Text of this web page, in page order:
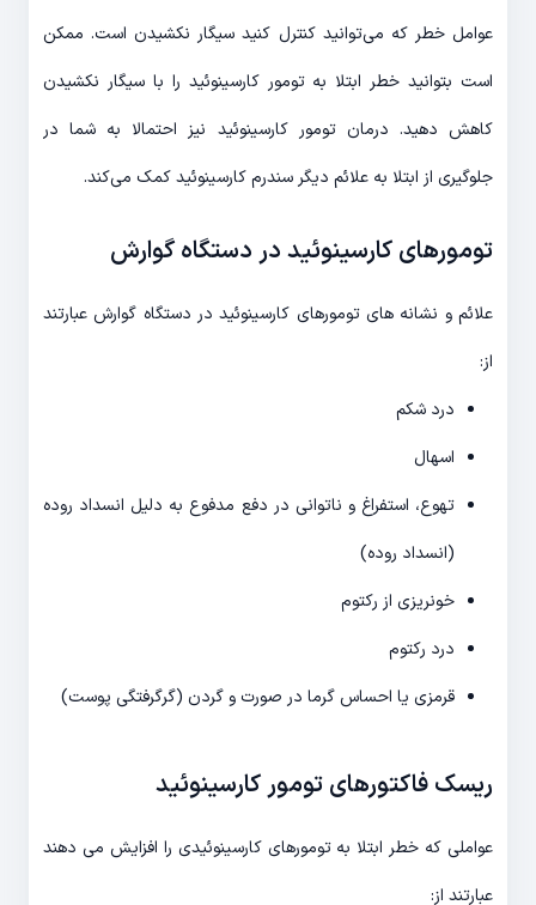
عوامل خطر که می‌توانید کنترل کنید سیگار نکشیدن است. ممکن
است بتوانید خطر ابتلا به تومور کارسینوئید را با سیگار نکشیدن
کاهش دهید. درمان تومور کارسینوئید نیز احتمالا به شما در
جلوگیری از ابتلا به علائم دیگر سندرم کارسینوئید کمک می‌کند.
تومورهای کارسینوئید در دستگاه گوارش
علائم و نشانه های تومورهای کارسینوئید در دستگاه گوارش عبارتند
از:
درد شکم
اسهال
تهوع، استفراغ و ناتوانی در دفع مدفوع به دلیل انسداد روده
(انسداد روده)
خونریزی از رکتوم
درد رکتوم
قرمزی یا احساس گرما در صورت و گردن (گرگرفتگی پوست)
ریسک فاکتورهای تومور کارسینوئید
عواملی که خطر ابتلا به تومورهای کارسینوئیدی را افزایش می دهند
عبارتند از: